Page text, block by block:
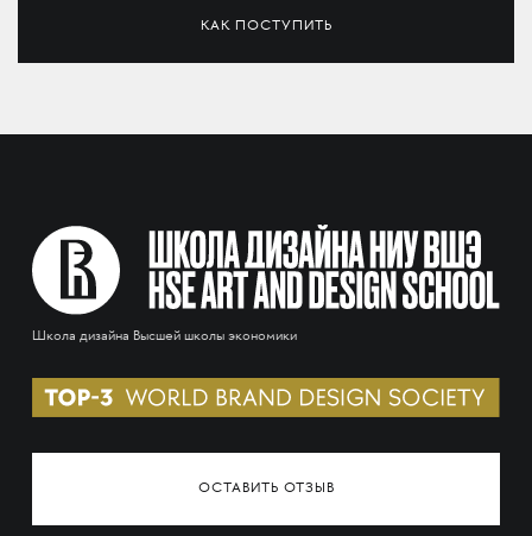
КАК ПОСТУПИТЬ
Школа дизайна Высшей школы экономики
ОСТАВИТЬ ОТЗЫВ